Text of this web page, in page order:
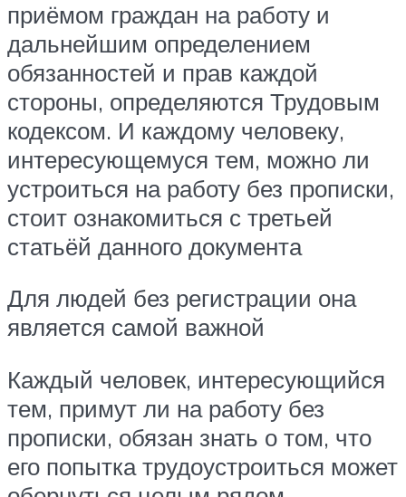
приёмом граждан на работу и
дальнейшим определением
обязанностей и прав каждой
стороны, определяются Трудовым
кодексом. И каждому человеку,
интересующемуся тем, можно ли
устроиться на работу без прописки,
стоит ознакомиться с третьей
статьёй данного документа
Для людей без регистрации она
является самой важной
Каждый человек, интересующийся
тем, примут ли на работу без
прописки, обязан знать о том, что
его попытка трудоустроиться может